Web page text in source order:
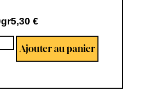
5,30 €
Ajouter au panier